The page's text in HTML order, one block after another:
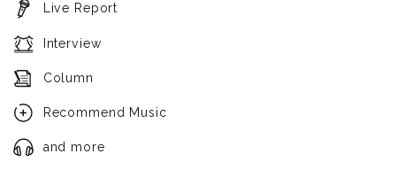
Live Report
Interview
Column
Recommend Music
and more